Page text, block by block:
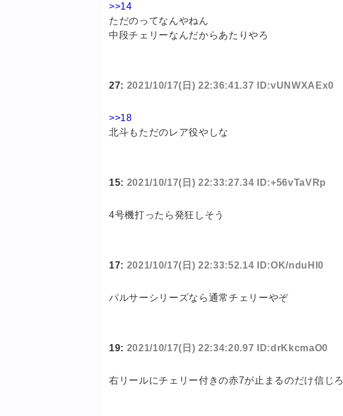
>>14
ただのってなんやねん
中段チェリーなんだからあたりやろ
27: 2021/10/17(日) 22:36:41.37 ID:vUNWXAEx0
>>18
北斗もただのレア役やしな
15: 2021/10/17(日) 22:33:27.34 ID:+56vTaVRp
4号機打ったら発狂しそう
17: 2021/10/17(日) 22:33:52.14 ID:OK/nduHl0
パルサーシリーズなら通常チェリーやぞ
19: 2021/10/17(日) 22:34:20.97 ID:drKkcmaO0
右リールにチェリー付きの赤7が止まるのだけ信じろ